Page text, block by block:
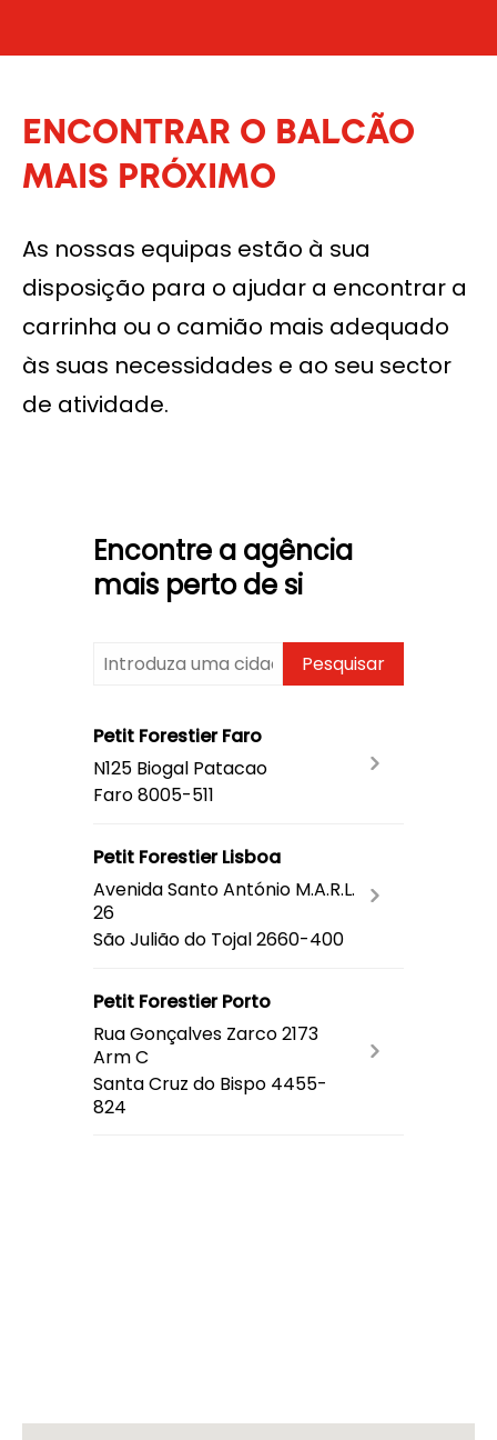
ENCONTRAR O BALCÃO
MAIS PRÓXIMO
As nossas equipas estão à sua
disposição para o ajudar a encontrar a
carrinha ou o camião mais adequado
às suas necessidades e ao seu sector
de atividade.
Encontre a agência
mais perto de si
Pesquisar
Petit Forestier Faro
N125 Biogal Patacao
Faro8005-511
Petit Forestier Lisboa
Avenida Santo António M.A.R.L.
26
São Julião do Tojal2660-400
Petit Forestier Porto
Rua Gonçalves Zarco 2173
Arm C
Santa Cruz do Bispo 4455-
824